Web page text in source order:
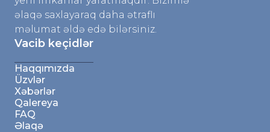
əlaqə saxlayaraq daha ətraflı
məlumat əldə edə bilərsiniz.
Vacib keçidlər
Haqqımızda
Üzvlər
Xəbərlər
Qalereya
FAQ
Əlaqə